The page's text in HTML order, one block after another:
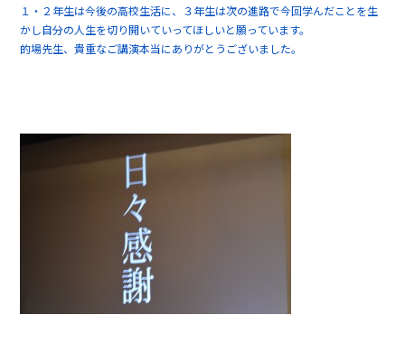
１・２年生は今後の高校生活に、３年生は次の進路で今回学んだことを生
かし自分の人生を切り開いていってほしいと願っています。
的場先生、貴重なご講演本当にありがとうございました。